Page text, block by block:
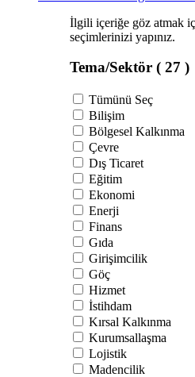
İlgili içeriğe göz atmak
seçimlerinizi yapınız.
Tema/Sektör ( 27 )
Tümünü Seç
Bilişim
Bölgesel Kalkınma
Çevre
Dış Ticaret
Eğitim
Ekonomi
Enerji
Finans
Gıda
Girişimcilik
Göç
Hizmet
İstihdam
Kırsal Kalkınma
Kurumsallaşma
Lojistik
Madencilik